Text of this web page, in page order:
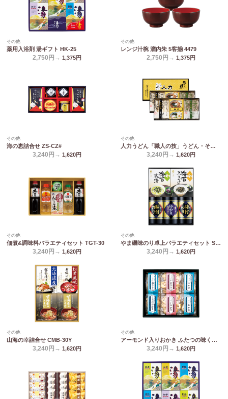
その他
薬用入浴剤 湯ギフト HK-25
2,750円→ 1,375円
その他
レンジ汁椀 溜内朱 5客揃 4479
2,750円→ 1,375円
その他
海の恵詰合せ ZS-CZ#
3,240円→ 1,620円
その他
人力うどん「職人の技」うどん・そばセット JUS-CO
3,240円→ 1,620円
その他
佃煮&調味料バラエティセット TGT-30
3,240円→ 1,620円
その他
やま磯味のり卓上バラエティセット SVG-C
3,240円→ 1,620円
その他
山海の幸詰合せ CMB-30Y
3,240円→ 1,620円
その他
アーモンド入りおかき ふたつの味くらべ MY-30
3,240円→ 1,620円